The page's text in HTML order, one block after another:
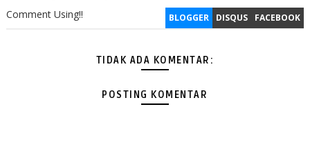
BLOGGER DISQUS FACEBOOK
Comment Using!!
TIDAK ADA KOMENTAR:
POSTING KOMENTAR